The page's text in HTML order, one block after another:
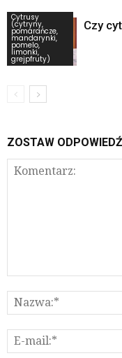
Cytrusy
(cytryny,
pomarańcze,
mandarynki,
pomelo,
limonki,
grejpfruty)
Czy
ZOSTAW ODPOWIEDŹ